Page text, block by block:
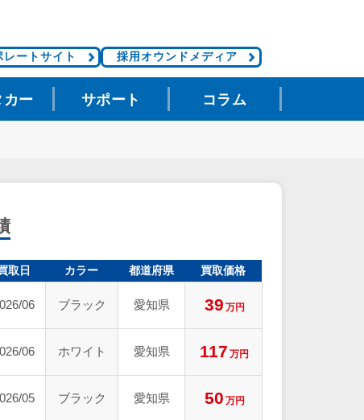
レートサイト 採用オウンドメディア
カー サポート コラム
取日 カラー 都道府県 買取価格
06 ブラック 愛知県 39 万円
06 ホワイト 愛知県 117 万円
05 ブラック 愛知県 50 万円